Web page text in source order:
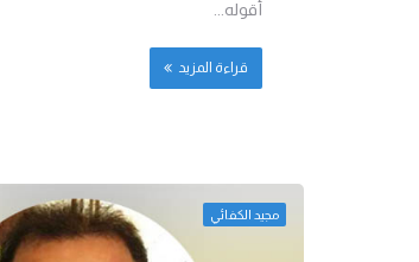
أقوله...
قراءة المزيد
مجيد الكفائي